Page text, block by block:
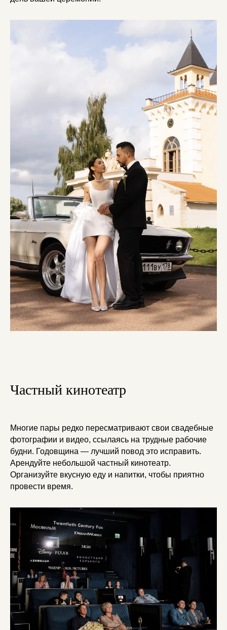
Частный кинотеатр
Многие пары редко пересматривают свои свадебные
фотографии и видео, ссылаясь на трудные рабочие
будни. Годовщина — лучший повод это исправить.
Арендуйте небольшой частный кинотеатр.
Организуйте вкусную еду и напитки, чтобы приятно
провести время.